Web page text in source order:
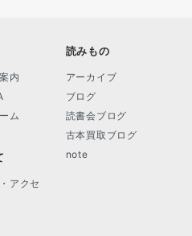
内
ム
アクセ
読みもの
アーカイブ
ブログ
読書会ブログ
古本買取ブログ
note